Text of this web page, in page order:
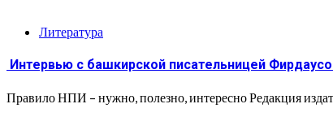
Литература
Интервью с башкирской писательницей
Правило НПИ – нужно, полезно, интересно Редакция